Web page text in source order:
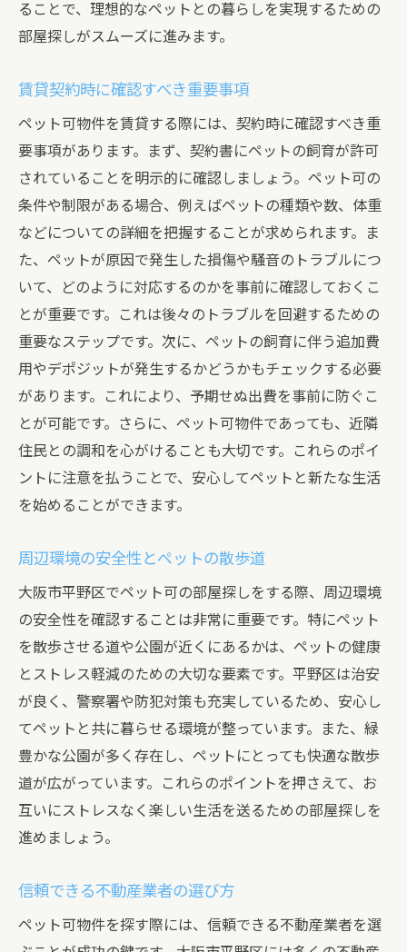
ることで、理想的なペットとの暮らしを実現するための
部屋探しがスムーズに進みます。
賃貸契約時に確認すべき重要事項
ペット可物件を賃貸する際には、契約時に確認すべき重
要事項があります。まず、契約書にペットの飼育が許可
されていることを明示的に確認しましょう。ペット可の
条件や制限がある場合、例えばペットの種類や数、体重
などについての詳細を把握することが求められます。ま
た、ペットが原因で発生した損傷や騒音のトラブルにつ
いて、どのように対応するのかを事前に確認しておくこ
とが重要です。これは後々のトラブルを回避するための
重要なステップです。次に、ペットの飼育に伴う追加費
用やデポジットが発生するかどうかもチェックする必要
があります。これにより、予期せぬ出費を事前に防ぐこ
とが可能です。さらに、ペット可物件であっても、近隣
住民との調和を心がけることも大切です。これらのポイ
ントに注意を払うことで、安心してペットと新たな生活
を始めることができます。
周辺環境の安全性とペットの散歩道
大阪市平野区でペット可の部屋探しをする際、周辺環境
の安全性を確認することは非常に重要です。特にペット
を散歩させる道や公園が近くにあるかは、ペットの健康
とストレス軽減のための大切な要素です。平野区は治安
が良く、警察署や防犯対策も充実しているため、安心し
てペットと共に暮らせる環境が整っています。また、緑
豊かな公園が多く存在し、ペットにとっても快適な散歩
道が広がっています。これらのポイントを押さえて、お
互いにストレスなく楽しい生活を送るための部屋探しを
進めましょう。
信頼できる不動産業者の選び方
ペット可物件を探す際には、信頼できる不動産業者を選